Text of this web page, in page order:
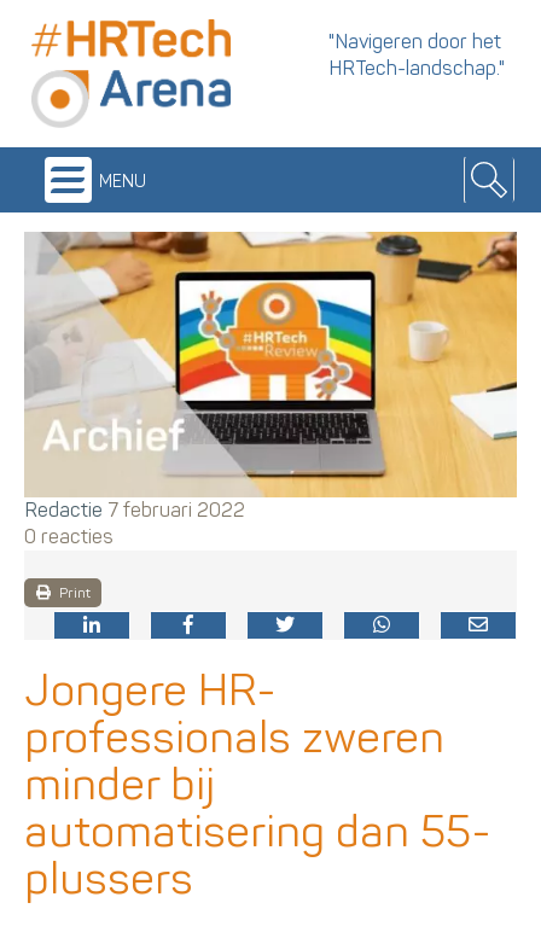
"Navigeren door het
HRTech-landschap."
menu
Redactie 7 februari 2022
0 reacties
Print
Jongere HR-
professionals zweren
minder bij
automatisering dan 55-
plussers